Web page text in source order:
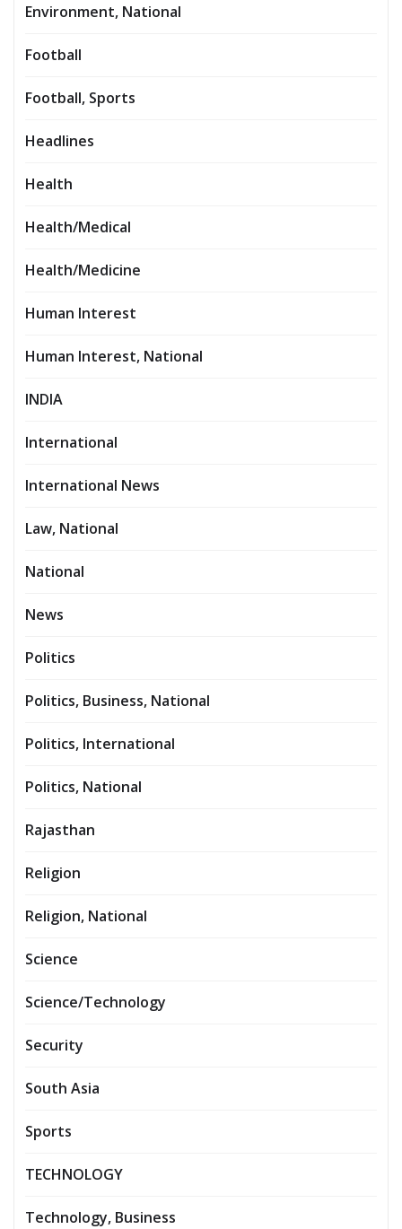
Environment, National
Football
Football, Sports
Headlines
Health
Health/Medical
Health/Medicine
Human Interest
Human Interest, National
INDIA
International
International News
Law, National
National
News
Politics
Politics, Business, National
Politics, International
Politics, National
Rajasthan
Religion
Religion, National
Science
Science/Technology
Security
South Asia
Sports
TECHNOLOGY
Technology, Business